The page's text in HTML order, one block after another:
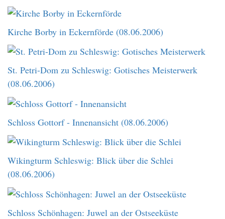
Kirche Borby in Eckernförde (08.06.2006)
St. Petri-Dom zu Schleswig: Gotisches Meisterwerk
(08.06.2006)
Schloss Gottorf - Innenansicht (08.06.2006)
Wikingturm Schleswig: Blick über die Schlei
(08.06.2006)
Schloss Schönhagen: Juwel an der Ostseeküste